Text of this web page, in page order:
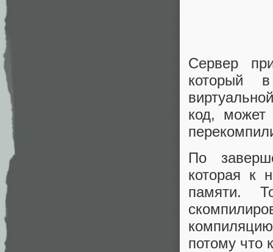
Сервер
который
код, может
По
которая к
памяти.
потому что